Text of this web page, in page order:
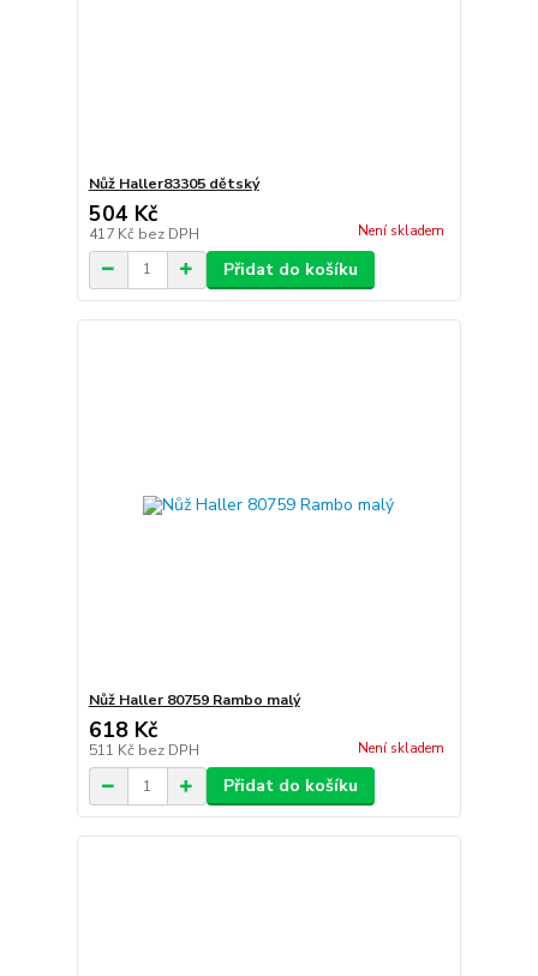
Nůž Haller83305 dětský
504 Kč
417 Kč bez DPH Není skladem
Přidat do košíku
Nůž Haller 80759 Rambo malý
618 Kč
511 Kč bez DPH Není skladem
Přidat do košíku